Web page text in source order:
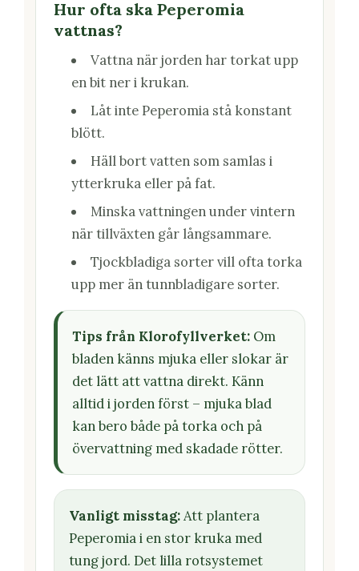
Hur ofta ska Peperomia
vattnas?
Vattna när jorden har torkat upp
en bit ner i krukan.
Låt inte Peperomia stå konstant
blött.
Häll bort vatten som samlas i
ytterkruka eller på fat.
Minska vattningen under vintern
när tillväxten går långsammare.
Tjockbladiga sorter vill ofta torka
upp mer än tunnbladigare sorter.
Tips från Klorofyllverket: Om
bladen känns mjuka eller slokar är
det lätt att vattna direkt. Känn
alltid i jorden först – mjuka blad
kan bero både på torka och på
övervattning med skadade rötter.
Vanligt misstag:Att plantera
Peperomia i en stor kruka med
tung jord. Det lilla rotsystemet